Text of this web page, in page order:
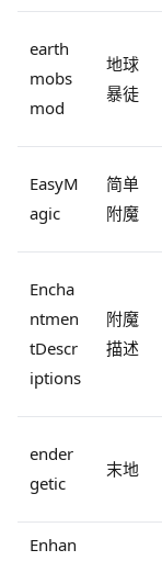
earth
mobs
mod
地球
暴徒
EasyM
agic
简单
附魔
Encha
ntmen
tDescr
iptions
附魔
描述
ender
getic
末地
Enhan